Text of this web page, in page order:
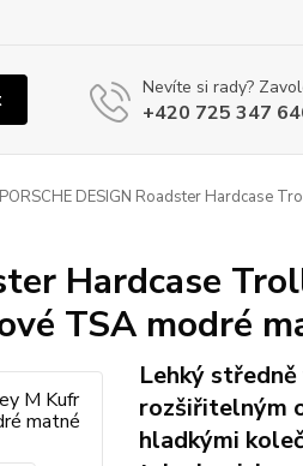
Nevíte si rady?
+420 725 347
PORSCHE DESIGN Roadster Hardcase
Hardcase
TSA modré
Lehký
rozšiřitelným
hladkými